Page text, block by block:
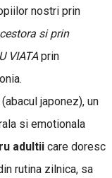
nostri prin
si prin
VIATAprin
japonez), un
si emotionala
adultii care doresc
rutina zilnica, sa